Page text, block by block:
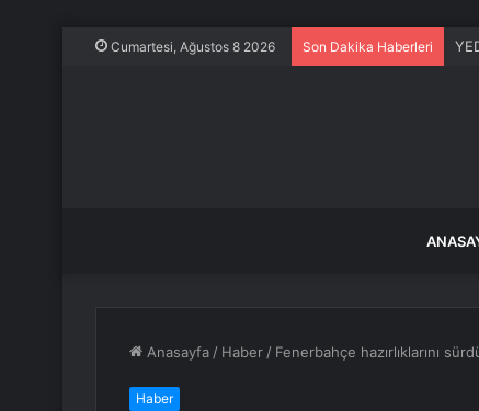
Cumartesi, Ağustos 8 2026 Son Dakika Haberleri
Anasayfa / Haber / Fenerbahçe hazırlıklarını
Haber